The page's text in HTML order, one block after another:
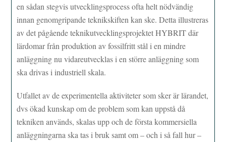
en sådan stegvis utvecklingsprocess ofta helt nödvändig
innan genomgripande teknikskiften kan ske. Detta illustreras
av det pågående teknikutvecklingsprojektet HYBRIT där
lärdomar från produktion av fossilfritt stål i en mindre
anläggning nu vidareutvecklas i en större anläggning som
ska drivas i industriell skala.
Utfallet av de experimentella aktiviteter som sker är lärandet,
dvs ökad kunskap om de problem som kan uppstå då
tekniken används, skalas upp och de första kommersiella
anläggningarna ska tas i bruk samt om – och i så fall hur –